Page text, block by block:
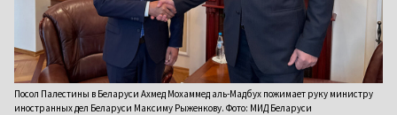
Посол Палестины в Беларуси Ахмед Мохаммед аль-Мадбух пожимает руку министру
иностранных дел Беларуси Максиму Рыженкову. Фото: МИД Беларуси